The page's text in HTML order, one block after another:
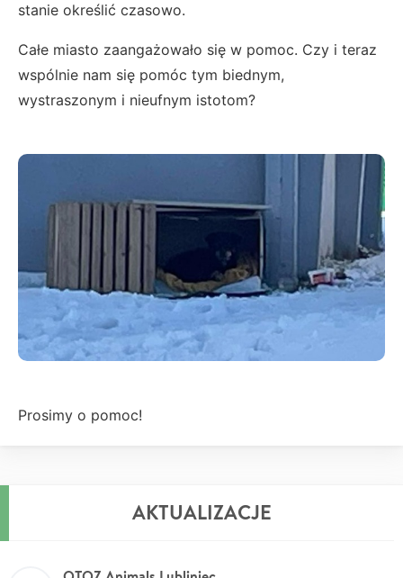
stanie określić czasowo.
Całe miasto zaangażowało się w pomoc. Czy i teraz
wspólnie nam się pomóc tym biednym,
wystraszonym i nieufnym istotom?
Prosimy o pomoc!
AKTUALIZACJE